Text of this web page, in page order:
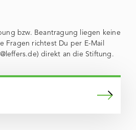
bzw. Beantragung liegen keine
Fragen richtest Du per E-Mail
direkt an die Stiftung.